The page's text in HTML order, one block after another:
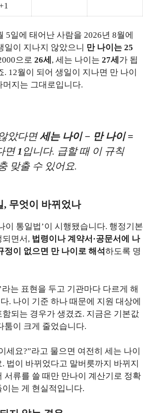
5일에 태어난 사람을 2026년 8월에
일이 지나지 않았으니 만 나이는 25
으로 26세 , 세는 나이는 27세 가 됩
12월이 되어 생일이 지나면 만 나이
지는 그대로입니다.
았다면세는 나이 − 만 나이 =
면 1 입니다. 급할 때 이 규칙
맞출 수 있어요.
, 무엇이 바뀌었나
이 통일법’이 시행됐습니다. 행정기본
되면서, 법령이나 계약서·공문서에 나
정이 없으면 만 나이로 해석하도록 명
라는 표현을 두고 기관마다 다르게 해
. 나이 기준 하나 때문에 지원 대상에
되는 경우가 생겼죠. 지금은 기본값
툼이 크게 줄었습니다.
세요?”라고 물으면 여전히 세는 나이
법이 바뀌었다고 말버릇까지 바뀌지
서류를 쓸 때만 만나이 계산기로 정확
는 게 현실적입니다.